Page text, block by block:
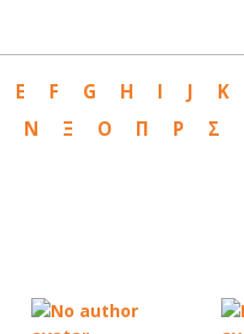
E F G H I J K
Ν Ξ Ο Π Ρ Σ